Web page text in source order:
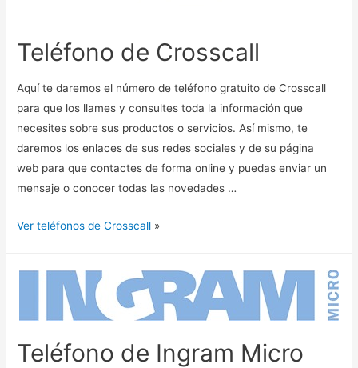
Teléfono de Crosscall
Aquí te daremos el número de teléfono gratuito de Crosscall
para que los llames y consultes toda la información que
necesites sobre sus productos o servicios. Así mismo, te
daremos los enlaces de sus redes sociales y de su página
web para que contactes de forma online y puedas enviar un
mensaje o conocer todas las novedades …
Ver teléfonos de Crosscall »
Teléfono de Ingram Micro